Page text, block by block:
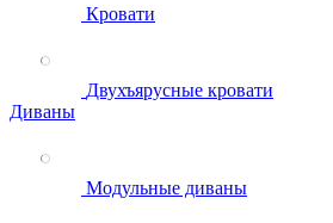
Кровати
Двухъярусные кровати
Диваны
Модульные диваны